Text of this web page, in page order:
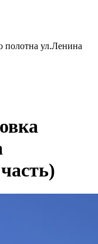
полотна ул.Ленина